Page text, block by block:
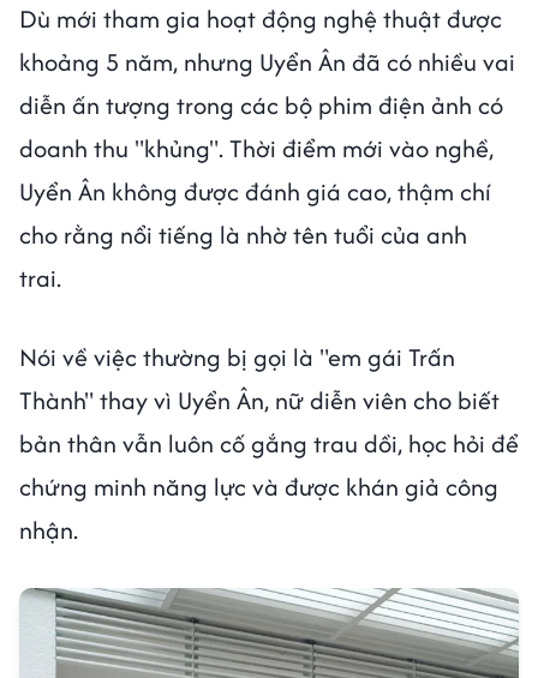
Dù mới tham gia hoạt động nghệ thuật được
khoảng 5 năm, nhưng Uyển Ân đã có nhiều vai
diễn ấn tượng trong các bộ phim điện ảnh có
doanh thu "khủng". Thời điểm mới vào nghề,
Uyển Ân không được đánh giá cao, thậm chí
cho rằng nổi tiếng là nhờ tên tuổi của anh
trai.
Nói về việc thường bị gọi là "em gái Trấn
Thành" thay vì Uyển Ân, nữ diễn viên cho biết
bản thân vẫn luôn cố gắng trau dồi, học hỏi để
chứng minh năng lực và được khán giả công
nhận.